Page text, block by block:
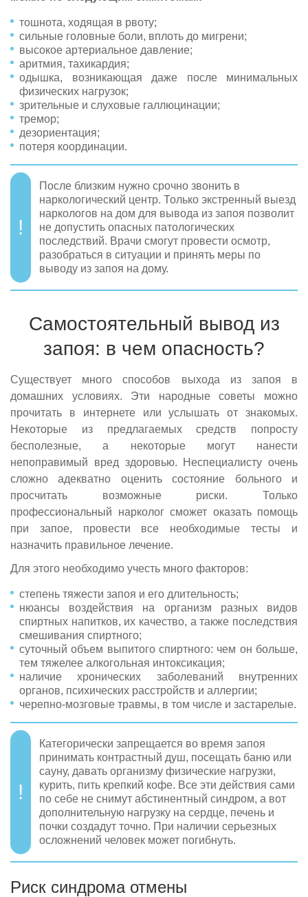
тошнота, ходящая в рвоту;
сильные головные боли, вплоть до мигрени;
высокое артериальное давление;
аритмия, тахикардия;
одышка, возникающая даже после минимальных
физических нагрузок;
зрительные и слуховые галлюцинации;
тремор;
дезориентация;
потеря координации.
После близким нужно срочно звонить в
наркологический центр. Только экстренный выезд
наркологов на дом для вывода из запоя позволит
не допустить опасных патологических
последствий. Врачи смогут провести осмотр,
разобраться в ситуации и принять меры по
выводу из запоя на дому.
Самостоятельный вывод из
запоя: в чем опасность?
Существует много способов выхода из запоя в
домашних условиях. Эти народные советы можно
прочитать в интернете или услышать от знакомых.
Некоторые из предлагаемых средств попросту
бесполезные, а некоторые могут нанести
непоправимый вред здоровью. Неспециалисту очень
сложно адекватно оценить состояние больного и
просчитать возможные риски. Только
профессиональный нарколог сможет оказать помощь
при запое, провести все необходимые тесты и
назначить правильное лечение.
Для этого необходимо учесть много факторов:
степень тяжести запоя и его длительность;
нюансы воздействия на организм разных видов
спиртных напитков, их качество, а также последствия
смешивания спиртного;
суточный объем выпитого спиртного: чем он больше,
тем тяжелее алкогольная интоксикация;
наличие хронических заболеваний внутренних
органов, психических расстройств и аллергии;
черепно-мозговые травмы, в том числе и застарелые.
Категорически запрещается во время запоя
принимать контрастный душ, посещать баню или
сауну, давать организму физические нагрузки,
курить, пить крепкий кофе. Все эти действия сами
по себе не снимут абстинентный синдром, а вот
дополнительную нагрузку на сердце, печень и
почки создадут точно. При наличии серьезных
осложнений человек может погибнуть.
Риск синдрома отмены